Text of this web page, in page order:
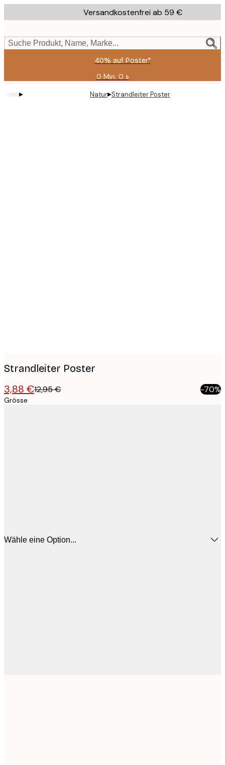
to
content.
Versandkostenfrei ab 59 €
Suche Produkt, Name, Marke...
40% auf Poster*
0 Min. 0 s
Gültig
bis:
2026-
▸ Natur▸Strandleiter Poster
Strandleiter Poster
3,88 €12,95 € -70%
Grösse
Wähle eine Option...